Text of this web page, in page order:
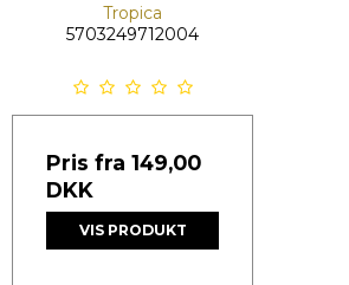
Tropica
5703249712004
Pris fra 149,00
DKK
VIS PRODUKT